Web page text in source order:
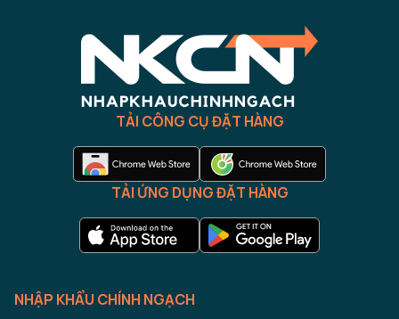
TẢI CÔNG CỤ ĐẶT HÀNG
TẢI ỨNG DỤNG ĐẶT HÀNG
NHẬP KHẨU CHÍNH NGẠCH